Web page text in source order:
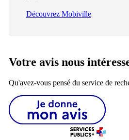
Découvrez Mobiville
Votre avis nous
Qu'avez-vous pensé du service de